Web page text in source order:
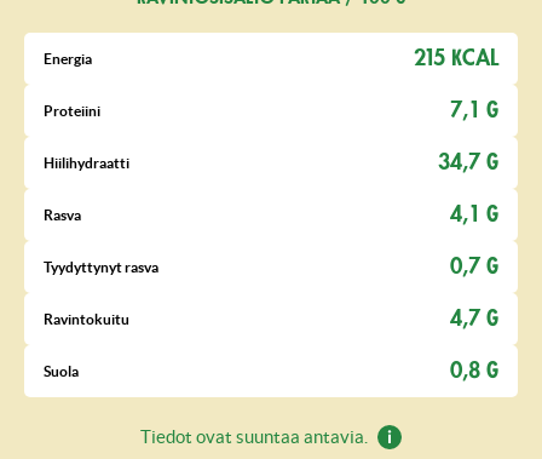
Energia 215 KCAL
Proteiini 7,1 G
Hiilihydraatti 34,7 G
Rasva 4,1 G
Tyydyttynyt rasva 0,7 G
Ravintokuitu 4,7 G
Suola 0,8 G
Tiedot ovat suuntaa antavia.